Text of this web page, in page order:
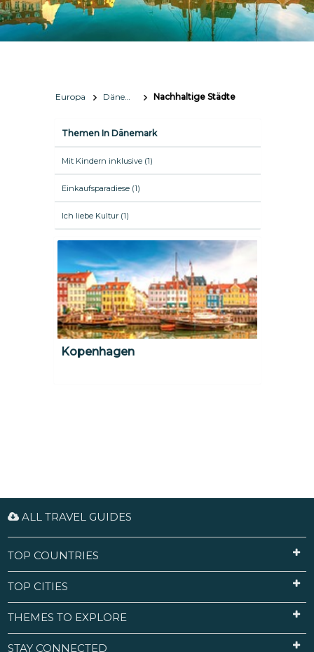
Europa Dänemark Nachhaltige Städte
Themen In Dänemark
Mit Kindern inklusive (1)
Einkaufsparadiese (1)
Ich liebe Kultur (1)
Kopenhagen
ALL TRAVEL GUIDES
TOP COUNTRIES
TOP CITIES
THEMES TO EXPLORE
STAY CONNECTED